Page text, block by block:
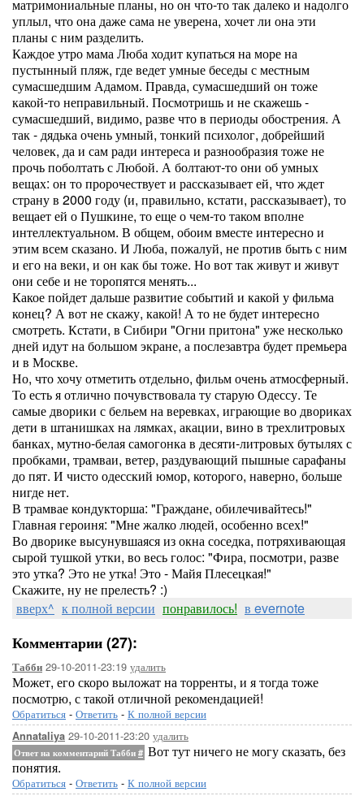
матримониальные планы, но он что-то так далеко и надолго
уплыл, что она даже сама не уверена, хочет ли она эти
планы с ним разделить.
Каждое утро мама Люба ходит купаться на море на
пустынный пляж, где ведет умные беседы с местным
сумасшедшим Адамом. Правда, сумасшедший он тоже
какой-то неправильный. Посмотришь и не скажешь -
сумасшедший, видимо, разве что в периоды обострения. А
так - дядька очень умный, тонкий психолог, добрейший
человек, да и сам ради интереса и разнообразия тоже не
прочь поболтать с Любой. А болтают-то они об умных
вещах: он то пророчествует и рассказывает ей, что ждет
страну в 2000 году (и, правильно, кстати, рассказывает), то
вещает ей о Пушкине, то еще о чем-то таком вполне
интеллектуальном. В общем, обоим вместе интересно и
этим всем сказано. И Люба, пожалуй, не против быть с ним
и его на веки, и он как бы тоже. Но вот так живут и живут
они себе и не торопятся менять...
Какое пойдет дальше развитие событий и какой у фильма
конец? А вот не скажу, какой! А то не будет интересно
смотреть. Кстати, в Сибири "Огни притона" уже несколько
дней идут на большом экране, а послезавтра будет премьера
и в Москве.
Но, что хочу отметить отдельно, фильм очень атмосферный.
То есть я отлично почувствовала ту старую Одессу. Те
самые дворики с бельем на веревках, играющие во двориках
дети в штанишках на лямках, акации, вино в трехлитровых
банках, мутно-белая самогонка в десяти-литровых бутылях с
пробками, трамваи, ветер, раздувающий пышные сарафаны
до пят. И чисто одесский юмор, которого, наверно, больше
нигде нет.
В трамвае кондукторша: "Граждане, обилечивайтесь!"
Главная героиня: "Мне жалко людей, особенно всех!"
Во дворике высунувшаяся из окна соседка, потряхивающая
сырой тушкой утки, во весь голос: "Фира, посмотри, разве
это утка? Это не утка! Это - Майя Плесецкая!"
Скажите, ну не прелесть? :)
вверх^ к полной версии понравилось! в evernote
Комментарии (27):
Табби 29-10-2011-23:19 удалить
Может, его скоро выложат на торренты, и я тогда тоже
посмотрю, с такой отличной рекомендацией!
Обратиться - Ответить - К полной версии
Annataliya 29-10-2011-23:20 удалить
Ответ на комментарий Табби # Вот тут ничего не могу сказать, без
понятия.
Обратиться - Ответить - К полной версии